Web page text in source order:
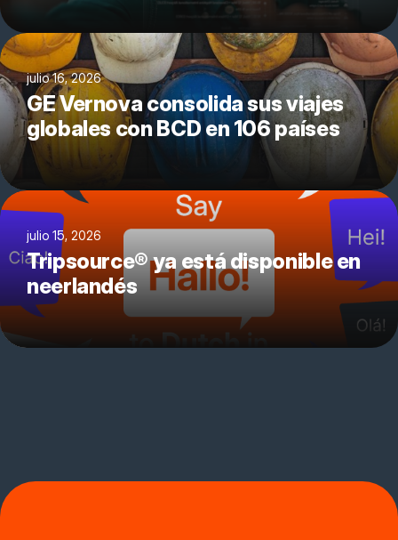
julio 16, 2026
GE Vernova consolida sus viajes
globales con BCD en 106 países
julio 15, 2026
Tripsource® ya está disponible en
neerlandés